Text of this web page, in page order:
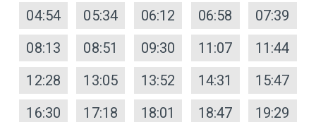
04:54 05:34 06:12 06:58
07:39
08:13
08:51 09:30 11:07
11:44
12:28
13:05 13:52 14:31
15:47
16:30
17:18 18:01 18:47
19:29